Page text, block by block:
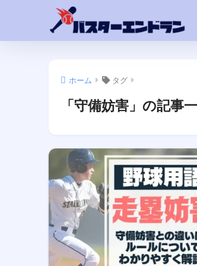
ホーム タグ
「守備妨害」の記事